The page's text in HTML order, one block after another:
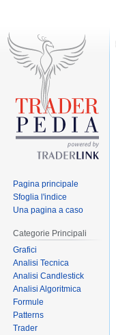
Pagina principale
Sfoglia l'indice
Una pagina a caso
Categorie Principali
Grafici
Analisi Tecnica
Analisi Candlestick
Analisi Algoritmica
Formule
Patterns
Trader